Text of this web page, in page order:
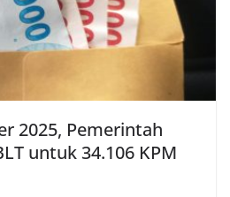
2025, Pemerintah
untuk 34.106 KPM